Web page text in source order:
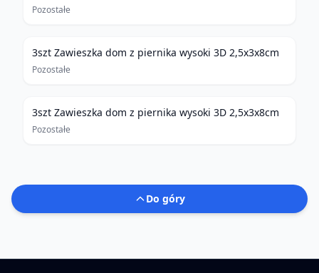
Pozostałe
3szt Zawieszka dom z piernika wysoki 3D 2,5x3x8cm
Pozostałe
3szt Zawieszka dom z piernika wysoki 3D 2,5x3x8cm
Pozostałe
Do góry